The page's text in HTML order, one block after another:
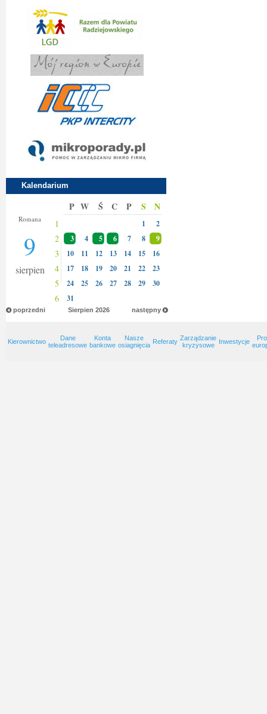
Kalendarium
Romana
9
sierpien
P W Ś C P S N
1 1 2
2 3 4 5 6 7 8 9
3 10 11 12 13 14 15 16
4 17 18 19 20 21 22 23
5 24 25 26 27 28 29 30
6 31
poprzedni następny
Sierpien 2026
Kierownictwo
Dane
teleadresowe
Konta
bankowe
Nasze
osiagnięcia Referaty Zarządzanie
kryzysowe
Inwestycje